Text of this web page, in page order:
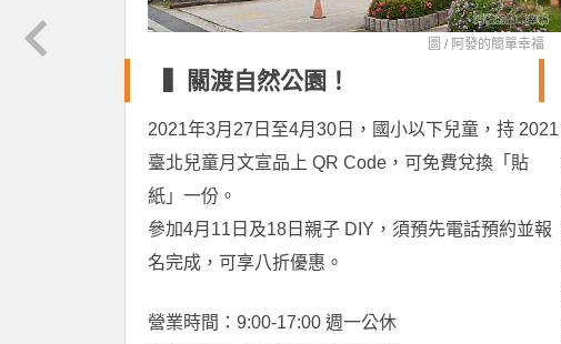
圖 / 阿發的簡單幸福
▍關渡自然公園！
2021年3月27日至4月30日，國小以下兒童，持 2021
臺北兒童月文宣品上 QR Code，可免費兌換「貼
紙」一份。
參加4月11日及18日親子 DIY，須預先電話預約並報
名完成，可享八折優惠。
營業時間：9:00-17:00 週一公休